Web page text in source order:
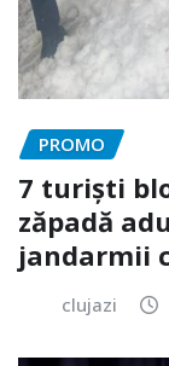
PROMO
7 turiști
zăpadă
jandarmii
clujazi